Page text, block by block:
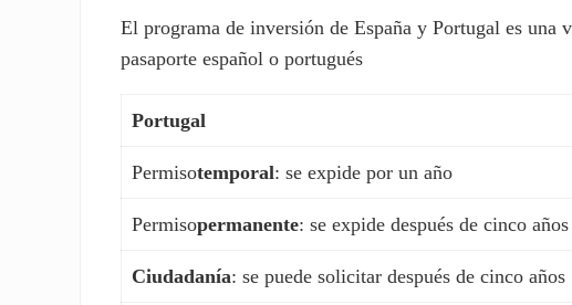
El programa de inversión de España y Portugal es una
pasaporte español o portugués
Portugal
Permisotemporal: se expide por un año
Permisopermanente: se expide después de cinco años
Ciudadanía: se puede solicitar después de cinco años